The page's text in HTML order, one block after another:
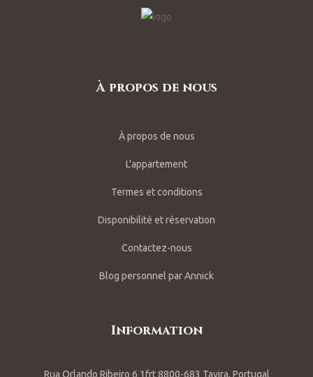
À propos de nous
À propos de nous
L'appartement
Termes et conditions
Disponibilité et réservation
Contactez-nous
Blog personnel par Annick
Information
Rua Orlando Ribeiro 6 1frt 8800-683 Tavira, Portugal